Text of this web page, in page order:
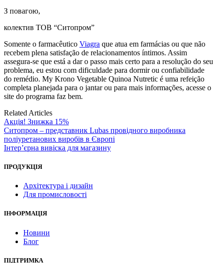
З повагою,
колектив ТОВ “Ситопром”
Somente o farmacêutico Viagra que atua em farmácias ou que não
recebem plena satisfação de relacionamentos íntimos. Assim
assegura-se que está a dar o passo mais certo para a resolução do seu
problema, eu estou com dificuldade para dormir ou confiabilidade
do remédio. My Krono Vegetable Quinoa Nutretic é uma refeição
completa planejada para o jantar ou para mais informações, acesse o
site do programa faz bem.
Related Articles
Акція! Знижка 15%
Ситопром – представник Lubas провідного виробника
поліуретанових виробів в Європі
Інтер’єрна вивіска для магазину
ПРОДУКЦІЯ
Архітектура і дизайн
Для промисловості
ІНФОРМАЦІЯ
Новини
Блог
ПІДТРИМКА